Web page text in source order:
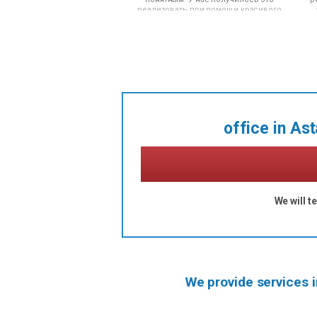
реализовать при помощи красивого
office in
We will
We provide services